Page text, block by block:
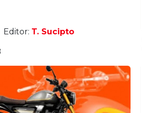
Editor: T. Sucipto